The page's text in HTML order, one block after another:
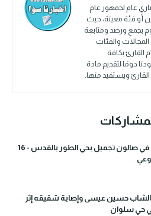
عام لجمهور عام
فئة معينة، حيث
بجمع ورصد ومتابعة
المجالات والفئات
بكافة
دومًا لتقديم مادة
ويستفيد منها.
شبهات تسمم في صالون تجميل بحي الطور بالقدس - 16
حسين عيسى وإصابة شقيقه إثر
حي سلوان